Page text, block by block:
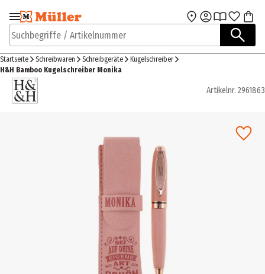
Zur Navigation
springen
Zum Hauptinhalt
Suchbegriffe / Artikelnummer
Startseite Schreibwaren Schreibgeräte
Kugelschreiber
H&H Bamboo Kugelschreiber Monika
Artikelnr. 2961863